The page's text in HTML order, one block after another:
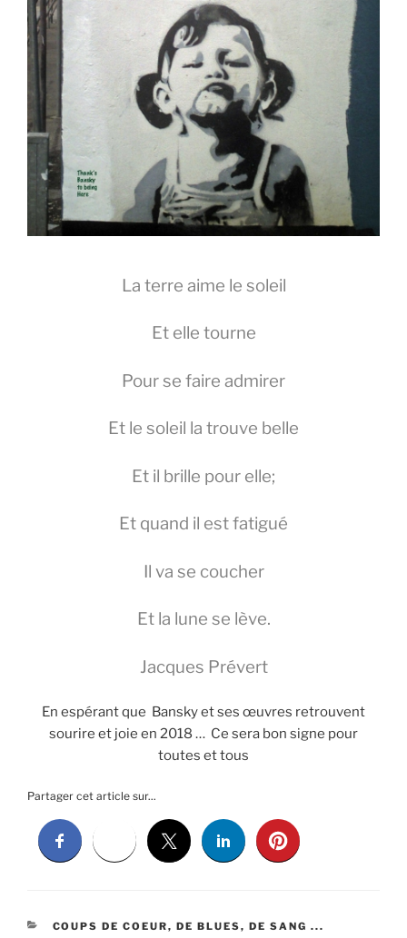
La terre aime le soleil
Et elle tourne
Pour se faire admirer
Et le soleil la trouve belle
Et il brille pour elle;
Et quand il est fatigué
Il va se coucher
Et la lune se lève.
Jacques Prévert
En espérant que Bansky et ses œuvres retrouvent
sourire et joie en 2018 … Ce sera bon signe pour
toutes et tous
Partager cet article sur...
CATÉGORIES
COUPS DE COEUR, DE BLUES, DE SANG ...